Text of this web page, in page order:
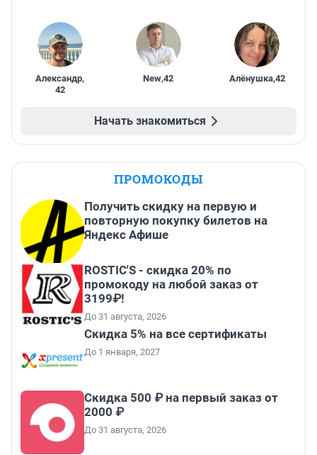
Александр,
42
New,42 Алёнушка,42
Начать знакомиться
ПРОМОКОДЫ
Получить скидку на первую и
повторную покупку билетов на
Яндекс Афише
ROSTIC'S - скидка 20% по
промокоду на любой заказ от
3199₽!
До 31 августа, 2026
Скидка 5% на все сертификаты
До 1 января, 2027
Скидка 500 ₽ на первый заказ от
2000 ₽
До 31 августа, 2026